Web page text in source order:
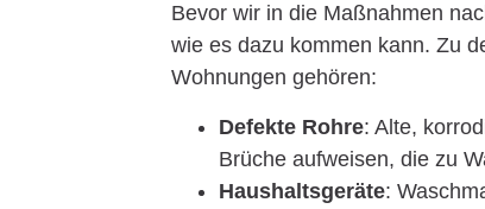
Bevor wir in die Maßnahmen
wie es dazu kommen kann. Zu
Wohnungen gehören:
Defekte Rohre: Alte,
Brüche aufweisen, die zu
Haushaltsgeräte: